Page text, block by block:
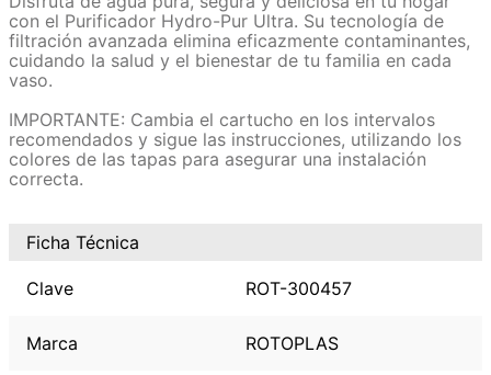
con el Purificador Hydro-Pur Ultra. Su tecnología de
filtración avanzada elimina eficazmente contaminantes,
cuidando la salud y el bienestar de tu familia en cada
vaso.
IMPORTANTE: Cambia el cartucho en los intervalos
recomendados y sigue las instrucciones, utilizando los
colores de las tapas para asegurar una instalación
correcta.
Ficha Técnica
Clave ROT-300457
Marca ROTOPLAS